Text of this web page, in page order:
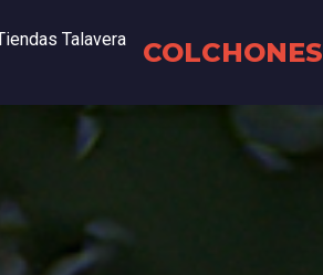
COLCHONES